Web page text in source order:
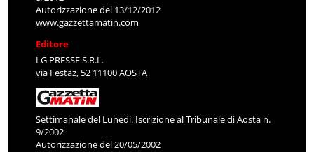
Autorizzazione del 13/12/2012
www.gazzettamatin.com
Editore
LG PRESSE S.R.L.
via Festaz, 52 11100 AOSTA
Settimanale del Lunedì. Iscrizione al Tribunale di Aosta n.
9/2002
Autorizzazione del 20/05/2002